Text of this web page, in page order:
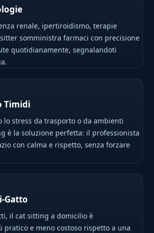
renale, ipertiroidismo, terapie
somministra farmaci con precisione
quotidianamente, segnalandoti
Timidi
lo stress da trasporto o da ambienti
è la soluzione perfetta: il professionista
con calma e rispetto, senza forzare
Gatto
il cat sitting a domicilio è
pratico e meno costoso rispetto a una